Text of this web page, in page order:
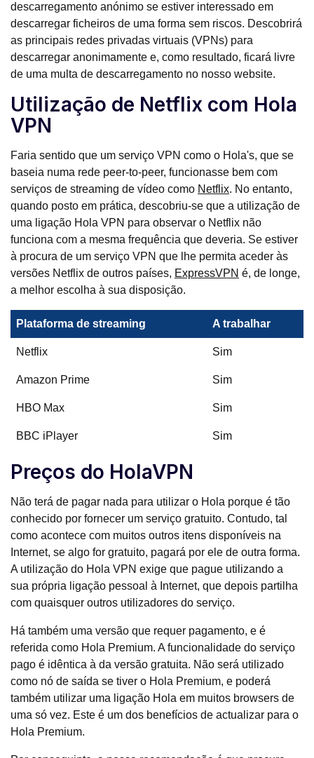
descarregamento anónimo se estiver interessado em
descarregar ficheiros de uma forma sem riscos. Descobrirá
as principais redes privadas virtuais (VPNs) para
descarregar anonimamente e, como resultado, ficará livre
de uma multa de descarregamento no nosso website.
Utilização de Netflix com Hola
VPN
Faria sentido que um serviço VPN como o Hola's, que se
baseia numa rede peer-to-peer, funcionasse bem com
serviços de streaming de vídeo como Netflix. No entanto,
quando posto em prática, descobriu-se que a utilização de
uma ligação Hola VPN para observar o Netflix não
funciona com a mesma frequência que deveria. Se estiver
à procura de um serviço VPN que lhe permita aceder às
versões Netflix de outros países, ExpressVPN é, de longe,
a melhor escolha à sua disposição.
Plataforma de streaming A trabalhar
Netflix Sim
Amazon Prime Sim
HBO Max Sim
BBC iPlayer Sim
Preços do HolaVPN
Não terá de pagar nada para utilizar o Hola porque é tão
conhecido por fornecer um serviço gratuito. Contudo, tal
como acontece com muitos outros itens disponíveis na
Internet, se algo for gratuito, pagará por ele de outra forma.
A utilização do Hola VPN exige que pague utilizando a
sua própria ligação pessoal à Internet, que depois partilha
com quaisquer outros utilizadores do serviço.
Há também uma versão que requer pagamento, e é
referida como Hola Premium. A funcionalidade do serviço
pago é idêntica à da versão gratuita. Não será utilizado
como nó de saída se tiver o Hola Premium, e poderá
também utilizar uma ligação Hola em muitos browsers de
uma só vez. Este é um dos benefícios de actualizar para o
Hola Premium.